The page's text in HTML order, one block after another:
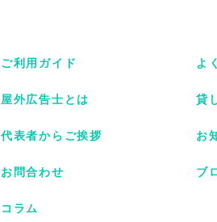
ご利用ガイド
屋外広告士とは
代表者からご挨拶
お問合わせ
よ
貸
お
ブ
コラム